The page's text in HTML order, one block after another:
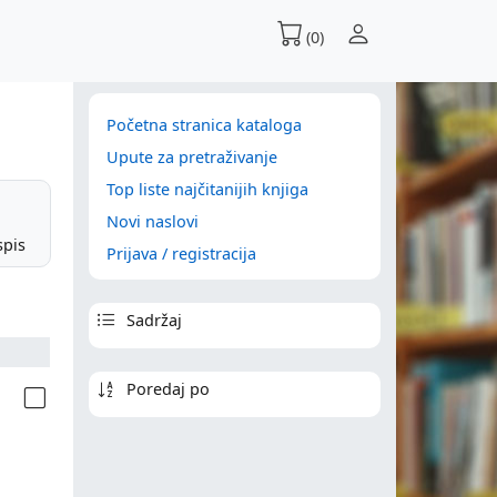
(0)
Početna stranica kataloga
Upute za pretraživanje
Top liste najčitanijih knjiga
Novi naslovi
Prijava / registracija
Sadržaj
Poredaj po